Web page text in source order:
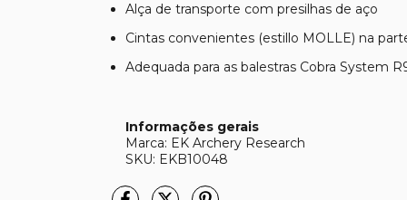
Alça de transporte com presilhas de aço
Cintas convenientes (estillo MOLLE) na
Adequada para as balestras Cobra System
Informações gerais
Marca: EK Archery Research
SKU: EKB10048